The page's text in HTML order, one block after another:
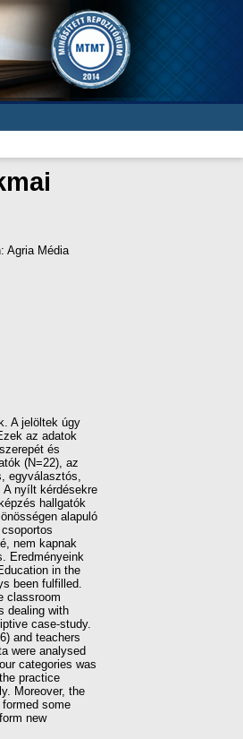
Agria Média
A jelöltek úgy
az adatok
és
(N=22), az
egyválasztós,
nyílt kérdésekre
hallgatók
alapuló
nem kapnak
Eredményeink
in the
been fulfilled.
classroom
dealing with
case-study.
and teachers
were analysed
categories was
practice
Moreover, the
some
new